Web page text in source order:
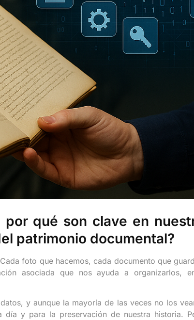
por qué son clave en
patrimonio documental?
foto que hacemos, cada documento que
asociada que nos ayuda a organizarlos,
y aunque la mayoría de las veces no los
día y para la preservación de nuestra historia.